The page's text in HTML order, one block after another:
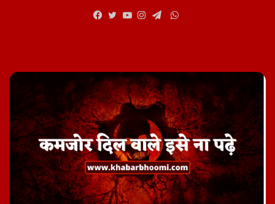
WhatsApp